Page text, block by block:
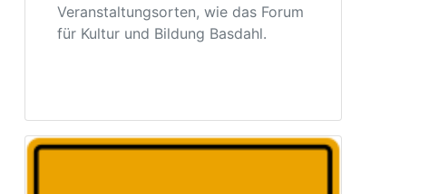
Veranstaltungsorten, wie das Forum
für Kultur und Bildung Basdahl.